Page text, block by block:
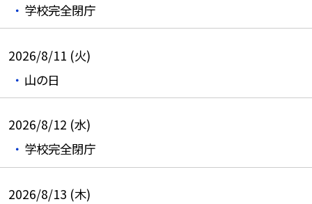
学校完全閉庁
2026/8/11 (火)
山の日
2026/8/12 (水)
学校完全閉庁
2026/8/13 (木)